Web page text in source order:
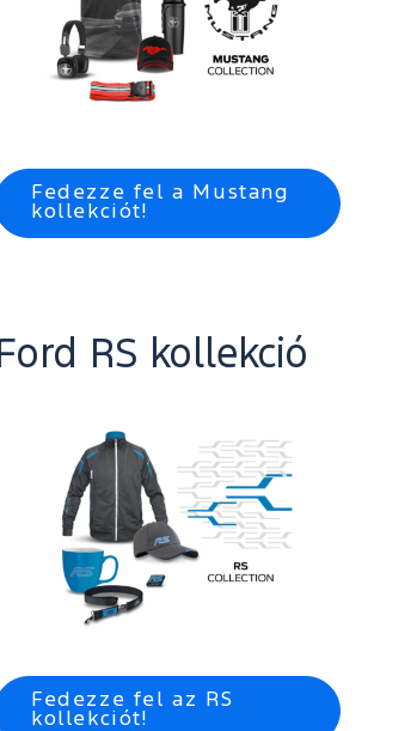
Fedezze fel a Mustang
kollekciót!
Ford RS kollekció
Fedezze fel az RS
kollekciót!